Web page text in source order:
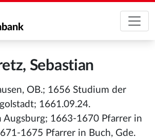
Sebastian
OB.; 1656 Studium der
1661.09.24.
Augsburg; 1663-1670 Pfarrer in
1675 Pfarrer in Buch, Gde.